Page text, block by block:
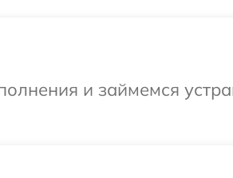
и займемся